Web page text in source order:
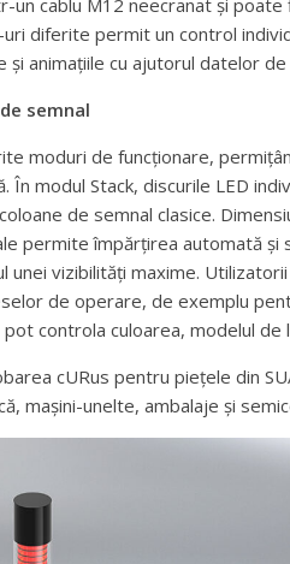
cablu M12 neecranat și poate
diferite permit un control
animațiile cu ajutorul datelor
semnal
moduri de funcționare,
În modul Stack, discurile LED
de semnal clasice.
permite împărțirea automată
unei vizibilități maxime.
de operare, de exemplu
controla culoarea, modelul de
cURus pentru piețele din
mașini-unelte, ambalaje și